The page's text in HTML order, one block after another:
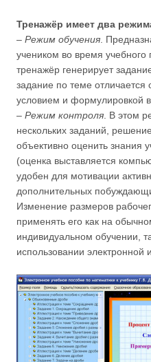
Тренажёр имеет два
– Режим обучения .
учеником во время
тренажёр генерирует
задание по теме
условием и формулировкой
– Режим контроля . В этом
нескольких заданий,
объективно оценить знания
(оценка выставляется
удобен для мотивации
дополнительных
Изменение размеров
применять его как на
индивидуальном обучении,
использовании электронной